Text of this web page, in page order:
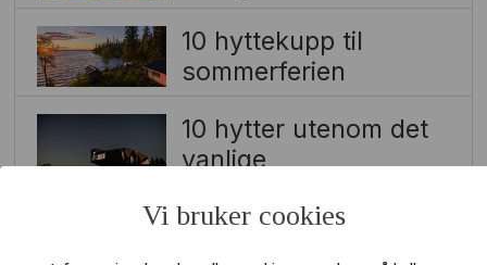
Vi bruker cookies
10 hyttekupp til
sommerferien
10 hytter utenom det
vanlige